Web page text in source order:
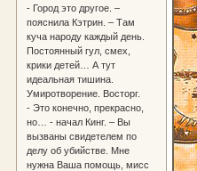
- Город это другое. –
пояснила Кэтрин. – Там
куча народу каждый день.
Постоянный гул, смех,
крики детей… А тут
идеальная тишина.
Умиротворение. Восторг.
- Это конечно, прекрасно,
но… - начал Кинг. – Вы
вызваны свидетелем по
делу об убийстве. Мне
нужна Ваша помощь, мисс